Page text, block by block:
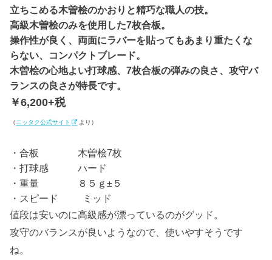
立ちこめる木曽桧のかおりと精巧な職人の技。
高級木曽桧のみを使用した7枚合板。
操作性が良く、両面にラバーを貼ってもあまり重たくな
らない、コンパクトブレード。
木曽桧の心地よい打球感、7枚合板の弾みの良さ、攻守バ
ランスの良さが特長です。
￥6,200+税
（ニッタク公式サイト より）
・合板 木曽桧7枚
・打球感 ハード
・重量 ８５ｇ±５
・スピード ミッド
値段は安いのに高級感が漂っているのがグッド。
攻守のバランスが良いようなので、使いやすそうです
ね。